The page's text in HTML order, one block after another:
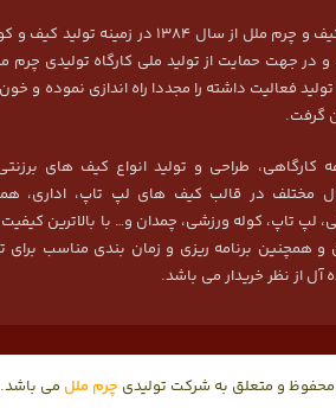
مجموعه تولیدی کیف و چرم ملل از سال 1384 در
و در جهت حمایت از تولید ملی کارگاه تولیدی چرم
تولید فعالیت داشته را مجددا راه اندازی نموده و
گرفت.
کارگاهی، طراحی و تولید انواع کیف های
مختلف در قالب کیف های لپ تاپ، اداری،
لپ تاپ، کوله ورزشی، چمدان و… با بالاترین
همچنین برنامه ریزی و زمان بندی مناسب برای
آل از نظر خریدار می باشد.
و متعلق به شرکت تولیدی چرم ملل می باشد.